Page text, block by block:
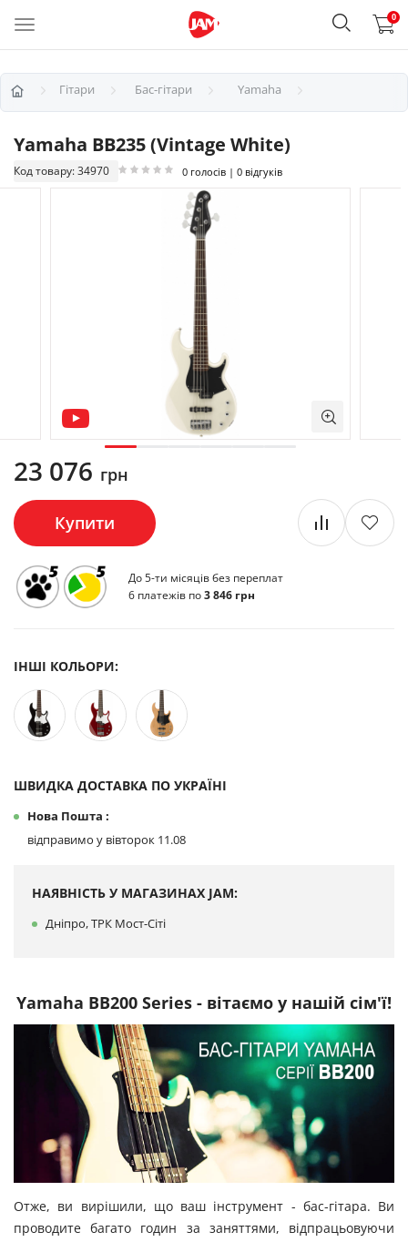
0
Гітари Бас-гітари Yamaha
Yamaha BB235 (Vintage White)
Код товару: 34970 0 голосів | 0 відгуків
23 076 грн
Купити
До 5-ти місяців без переплат
6 платежів по3 846 грн
ШВИДКА ДОСТАВКА ПО УКРАЇНІ
Нова Пошта :
відправимо у вівторок 11.08
ІНШІ КОЛЬОРИ:
НАЯВНІСТЬ У МАГАЗИНАХ JAM:
Дніпро, ТРК Мост-Сіті
Yamaha BB200 Series - вітаємо у нашій сім'ї!
Отже, ви вирішили, що ваш інструмент - бас-гітара. Ви
проводите багато годин за заняттями, відпрацьовуючи